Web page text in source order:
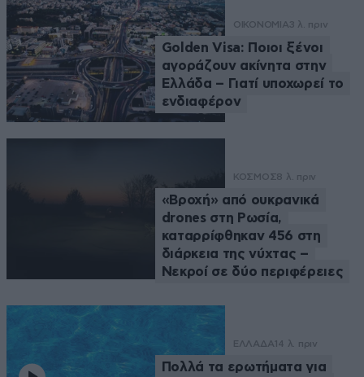
ΟΙΚΟΝΟΜΙΑ3 λ. πριν
Golden Visa: Ποιοι ξένοι
αγοράζουν ακίνητα στην
Ελλάδα – Γιατί υποχωρεί το
ενδιαφέρον
ΚΟΣΜΟΣ8 λ. πριν
«Βροχή» από ουκρανικά
drones στη Ρωσία,
καταρρίφθηκαν 456 στη
διάρκεια της νύχτας –
Νεκροί σε δύο περιφέρειες
ΕΛΛΑΔΑ 14 λ. πριν
Πολλά τα ερωτήματα για